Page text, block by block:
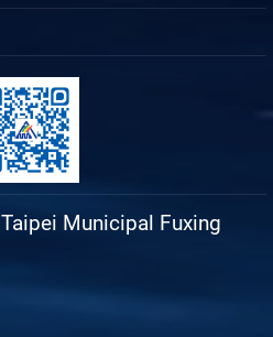
Taipei Municipal Fuxing